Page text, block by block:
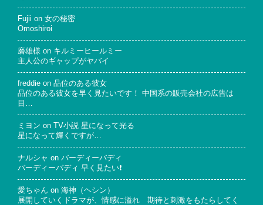
Fujii on 女の秘密
Omoshiroi
磨雄様 on キルミーヒールミー
主人公のギャップがヤバイ
freddie on 品位のある彼女
品位のある彼女を早く見たいです！ 中国系の販売会社の広告は
目…
ミヨン on TV小説 星になって光る
星になって輝くですが…
ナルシャ on バーディーバディ
バーディーバディ 早く見たい❗
愛ちゃん on 海神（ヘシン）
展開していくドラマが、情感に溢れ 期待と刺激をもたらしてく